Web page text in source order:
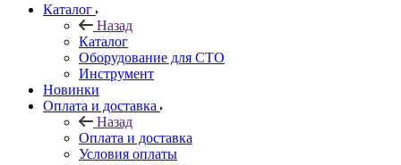
Каталог
Назад
Каталог
Оборудование для СТО
Инструмент
Новинки
Оплата и доставка
Назад
Оплата и доставка
Условия оплаты